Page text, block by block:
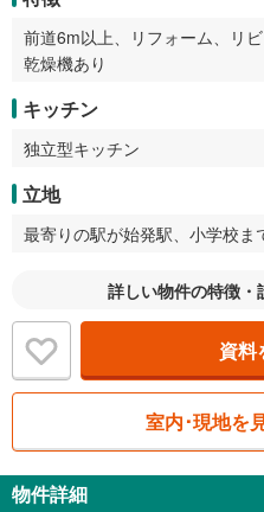
前道6m以上、リフォーム、リ
乾燥機あり
キッチン
独立型キッチン
立地
最寄りの駅が始発駅、小学校ま
詳しい物件の特徴・
資料
室内･現地を
物件詳細